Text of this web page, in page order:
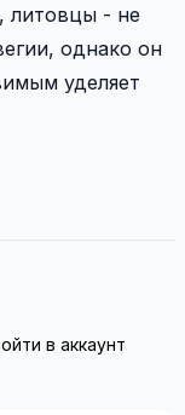
литовцы - не
однако он
уделяет
в аккаунт